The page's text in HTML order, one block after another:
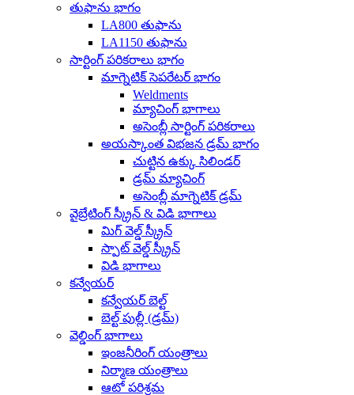
తుఫాను భాగం
LA800 తుఫాను
LA1150 తుఫాను
సార్టింగ్ పరికరాలు భాగం
మాగ్నెటిక్ సెపరేటర్ భాగం
Weldments
మ్యాచింగ్ భాగాలు
అసెంబ్లీ సార్టింగ్ పరికరాలు
అయస్కాంత విభజన డ్రమ్ భాగం
చుట్టిన ఉక్కు సిలిండర్
డ్రమ్ మ్యాచింగ్
అసెంబ్లీ మాగ్నెటిక్ డ్రమ్
వైబ్రేటింగ్ స్క్రీన్ & విడి భాగాలు
మిగ్ వెల్డ్ స్క్రీన్
స్పాట్ వెల్డ్ స్క్రీన్
విడి భాగాలు
కన్వేయర్
కన్వేయర్ బెల్ట్
బెల్ట్ పుల్లీ (డ్రమ్)
వెల్డింగ్ భాగాలు
ఇంజనీరింగ్ యంత్రాలు
నిర్మాణ యంత్రాలు
ఆటో పరిశ్రమ